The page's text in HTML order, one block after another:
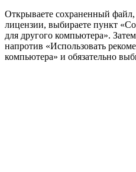
Открываете сохраненный файл,
лицензии, выбираете пункт
для другого компьютера».
напротив «Использовать
компьютера» и обязательно